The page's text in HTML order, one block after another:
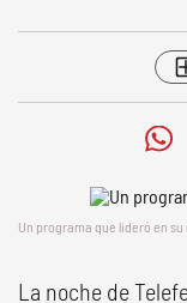
Un programa que lideró en su
La noche de